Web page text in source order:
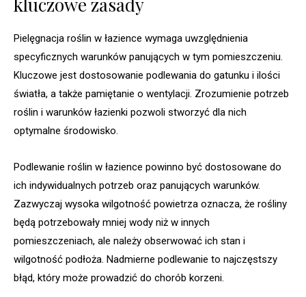
Pielęgnacja roślin w łazience wymaga uwzględnienia
specyficznych warunków panujących w tym pomieszczeniu.
Kluczowe jest dostosowanie podlewania do gatunku i ilości
światła, a także pamiętanie o wentylacji. Zrozumienie potrzeb
roślin i warunków łazienki pozwoli stworzyć dla nich
optymalne środowisko.
Podlewanie roślin w łazience powinno być dostosowane do
ich indywidualnych potrzeb oraz panujących warunków.
Zazwyczaj wysoka wilgotność powietrza oznacza, że rośliny
będą potrzebowały mniej wody niż w innych
pomieszczeniach, ale należy obserwować ich stan i
wilgotność podłoża. Nadmierne podlewanie to najczęstszy
błąd, który może prowadzić do chorób korzeni.